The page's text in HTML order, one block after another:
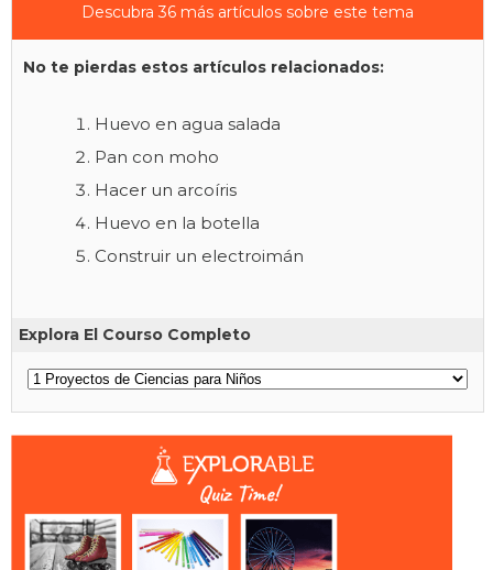
Descubra 36 más artículos sobre este tema
No te pierdas estos artículos relacionados:
Huevo en agua salada
Pan con moho
Hacer un arcoíris
Huevo en la botella
Construir un electroimán
Explora El Courso Completo